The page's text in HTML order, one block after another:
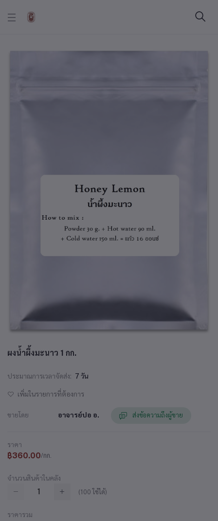
ผงน้ำผึ้งมะนาว 1 กก.
ประมาณการเวลาจัดส่ง: 7 วัน
เพิ่มในรายการที่ต้องการ
ขายโดย อาจารย์ปอ อ. ส่งข้อความถึงผู้ขาย
ราคา
฿360.00/กก.
จำนวนสินค้าในคลัง
(100 ใช้ได้)
ราคารวม